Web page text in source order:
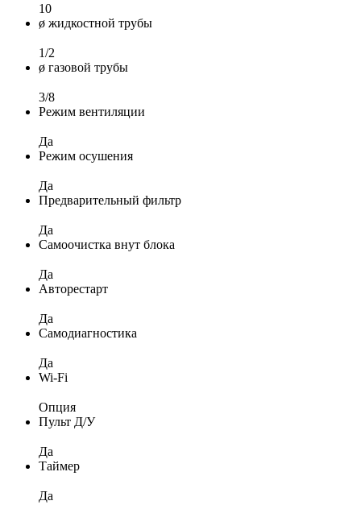
10
ø жидкостной трубы
1/2
ø газовой трубы
3/8
Режим вентиляции
Да
Режим осушения
Да
Предварительный фильтр
Да
Самоочистка внут блока
Да
Авторестарт
Да
Самодиагностика
Да
Wi-Fi
Опция
Пульт Д/У
Да
Таймер
Да